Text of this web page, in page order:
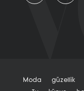
Moda Güzelli̇k